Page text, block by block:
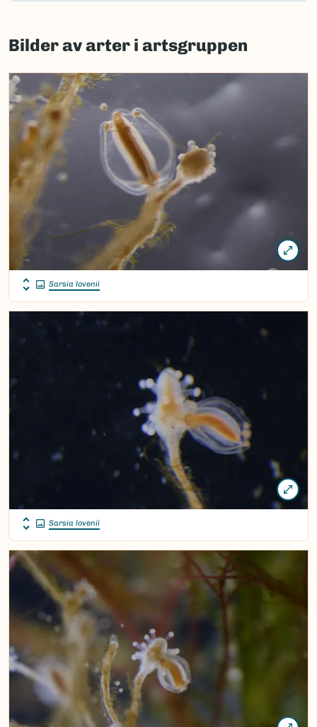
Failed
load
map.
Bilder av arter i artsgruppen
Sarsia lovenii
Sarsia lovenii